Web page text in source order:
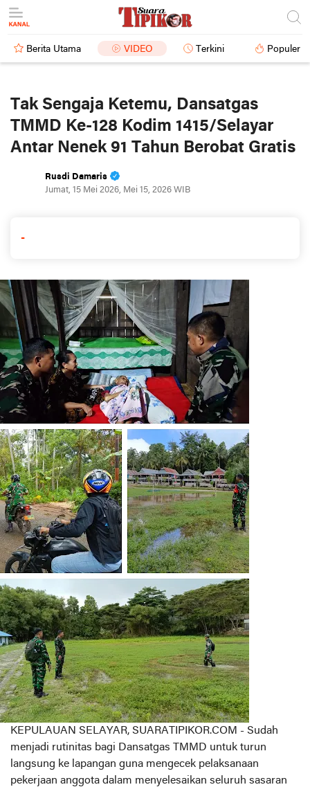
Berita Utama VIDEO Terkini Populer
Tak Sengaja Ketemu, Dansatgas
TMMD Ke-128 Kodim 1415/Selayar
Antar Nenek 91 Tahun Berobat Gratis
Rusdi Damaris
Jumat, 15 Mei 2026, Mei 15, 2026 WIB
-
KEPULAUAN SELAYAR, SUARATIPIKOR.COM - Sudah
menjadi rutinitas bagi Dansatgas TMMD untuk turun
langsung ke lapangan guna mengecek pelaksanaan
pekerjaan anggota dalam menyelesaikan seluruh sasaran